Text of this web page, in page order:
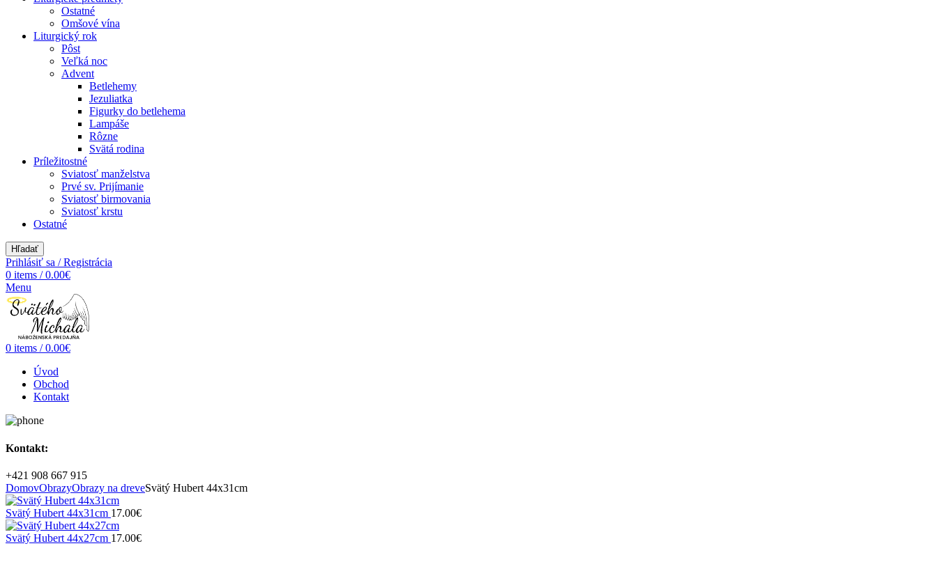
Ostatné
Omšové vína
Liturgický rok
Pôst
Veľká noc
Advent
Betlehemy
Jezuliatka
Figurky do betlehema
Lampáše
Rôzne
Svätá rodina
Príležitostné
Sviatosť manželstva
Prvé sv. Prijímanie
Sviatosť birmovania
Sviatosť krstu
Ostatné
Hľadať
Prihlásiť sa / Registrácia
0 items / 0.00€
Menu
0 items / 0.00€
Úvod
Obchod
Kontakt
Kontakt:
+421 908 667 915
DomovObrazyObrazy na dreveSvätý Hubert 44x31cm
Svätý Hubert 44x31cm 17.00€
Svätý Hubert 44x27cm 17.00€